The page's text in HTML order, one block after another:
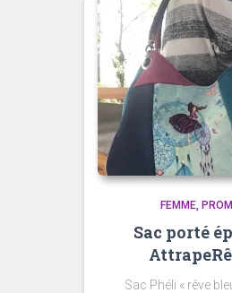
FEMME
Sac porté
Sac Phéli « rêve